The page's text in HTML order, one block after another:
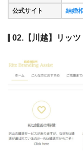
公式サイト 結婚
02.【川越】リッ